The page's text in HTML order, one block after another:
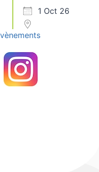
1 Oct 26